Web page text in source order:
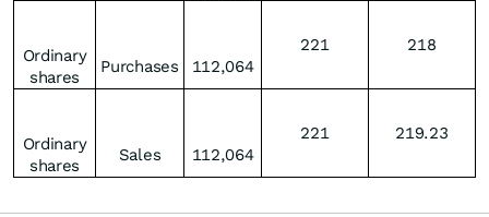
Ordinary
shares
Purchases 112,064
221 218
Ordinary
shares
Sales 112,064
221 219.23